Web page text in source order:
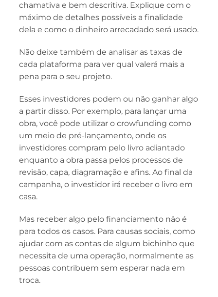
chamativa e bem descritiva. Explique com o
máximo de detalhes possíveis a finalidade
dela e como o dinheiro arrecadado será usado.
Não deixe também de analisar as taxas de
cada plataforma para ver qual valerá mais a
pena para o seu projeto.
Esses investidores podem ou não ganhar algo
a partir disso. Por exemplo, para lançar uma
obra, você pode utilizar o crowfunding como
um meio de pré-lançamento, onde os
investidores compram pelo livro adiantado
enquanto a obra passa pelos processos de
revisão, capa, diagramação e afins. Ao final da
campanha, o investidor irá receber o livro em
casa.
Mas receber algo pelo financiamento não é
para todos os casos. Para causas sociais, como
ajudar com as contas de algum bichinho que
necessita de uma operação, normalmente as
pessoas contribuem sem esperar nada em
troca.